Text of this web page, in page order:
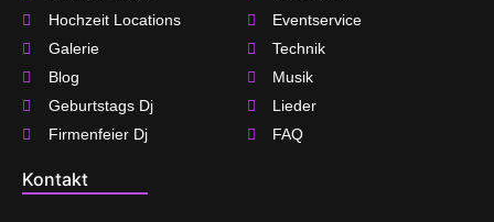
Hochzeit Locations
Galerie
Blog
Geburtstags Dj
Firmenfeier Dj
Eventservice
Technik
Musik
Lieder
FAQ
Kontakt